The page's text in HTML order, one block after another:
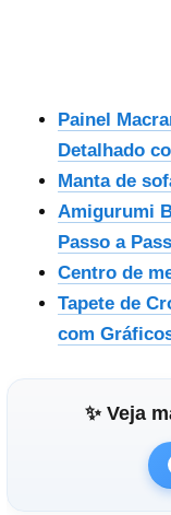
Painel
Detalhado
Manta de
Amigurumi
Passo a
Centro de
Tapete de
com
✨ Veja